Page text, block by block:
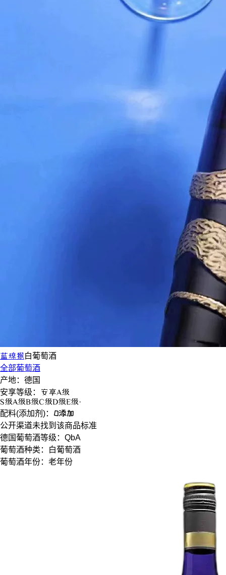
蓝琼猴白葡萄酒
全部葡萄酒
产地： 德国
安享等级：
安享A级
S级A级B级C级D级E级·
配料(添加剂)： 0添加
公开渠道未找到该商品标准
德国葡萄酒等级： QbA
葡萄酒种类：
白葡萄酒
葡萄酒年份： 老年份